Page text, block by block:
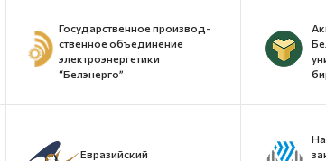
Государственное производ-
ственное объединение
электроэнергетики
“Белэнерго”
Евразийский